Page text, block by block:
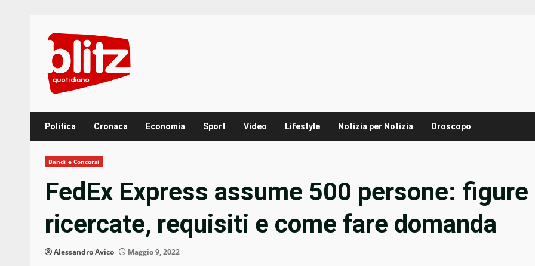
content
Politica Cronaca Economia Sport Video Lifestyle Notizia per Notizia Oroscopo
Bandi e Concorsi
FedEx Express assume 500 persone: figure
ricercate, requisiti e come fare domanda
Alessandro Avico Maggio 9, 2022